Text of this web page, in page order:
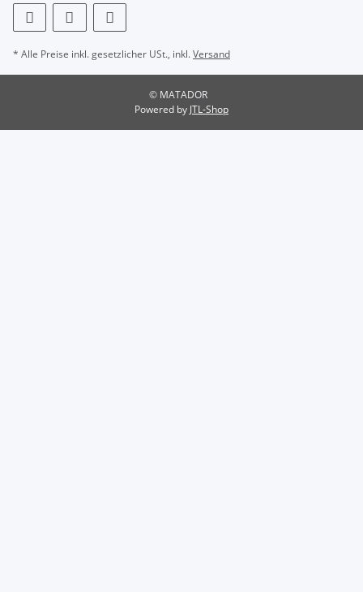
* Alle Preise inkl. gesetzlicher USt., inkl.Versand
© MATADOR
Powered by JTL-Shop